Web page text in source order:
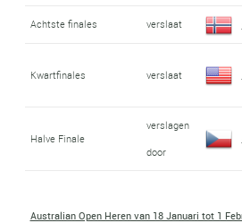
Achtste finales verslaat
Kwartfinales verslaat
Halve Finale
verslagen
door
Australian Open Heren van 18 Januari tot 1